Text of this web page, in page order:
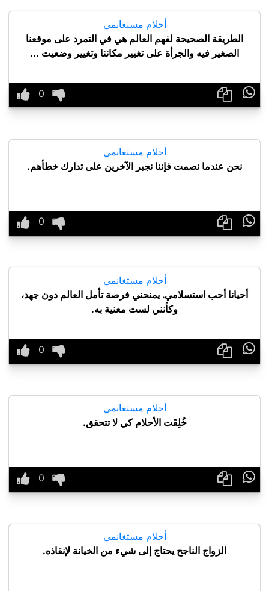
أحلام مستغانمي
الطريقة الصحيحة لفهم العالم هي في التمرد على موقعنا
الصغير فيه والجرأة على تغيير مكاننا وتغيير وضعيت ...

أحلام مستغانمي
نحن عندما نصمت فإننا نجبر الآخرين على تدارك خطأهم.

أحلام مستغانمي
أحيانا أحب استسلامي. يمنحني فرصة تأمل العالم دون جهد،
وكأنني لست معنية به.

أحلام مستغانمي
خُلِقَت الأحلام كي لا تتحقق.

أحلام مستغانمي
الزواج الناجح يحتاج إلى شيء من الخيانة لإنقاذه.